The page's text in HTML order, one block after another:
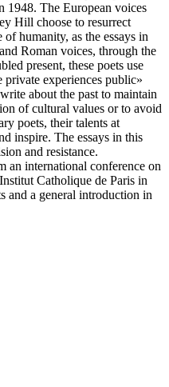
nor to deny the past but
The European voices
Hill choose to resurrect
humanity, as the essays in
Roman voices, through the
present, these poets use
private experiences public»
about the past to maintain
of cultural values or to avoid
poets, their talents at
inspire. The essays in this
and resistance.
international conference on
Catholique de Paris in
and a general introduction in